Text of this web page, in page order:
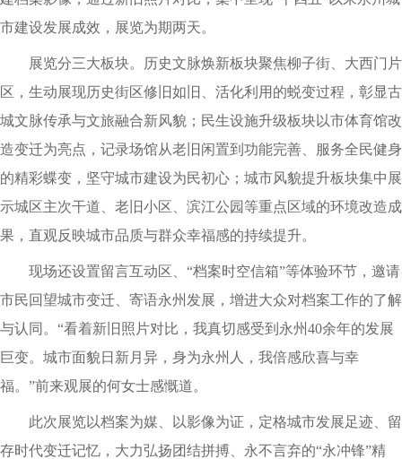
市建设发展成效，展览为期两天。
展览分三大板块。历史文脉焕新板块聚焦柳子街、大西门片
区，生动展现历史街区修旧如旧、活化利用的蜕变过程，彰显古
城文脉传承与文旅融合新风貌；民生设施升级板块以市体育馆改
造变迁为亮点，记录场馆从老旧闲置到功能完善、服务全民健身
的精彩蝶变，坚守城市建设为民初心；城市风貌提升板块集中展
示城区主次干道、老旧小区、滨江公园等重点区域的环境改造成
果，直观反映城市品质与群众幸福感的持续提升。
现场还设置留言互动区、“档案时空信箱”等体验环节，邀请
市民回望城市变迁、寄语永州发展，增进大众对档案工作的了解
与认同。“看着新旧照片对比，我真切感受到永州40余年的发展
巨变。城市面貌日新月异，身为永州人，我倍感欣喜与幸
福。”前来观展的何女士感慨道。
此次展览以档案为媒、以影像为证，定格城市发展足迹、留
存时代变迁记忆，大力弘扬团结拼搏、永不言弃的“永冲锋”精